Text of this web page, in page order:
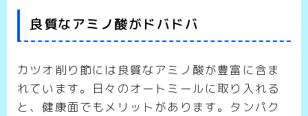
良質なアミノ酸がドバドバ
カツオ削り節には良質なアミノ酸が豊富に含ま
れています。日々のオートミールに取り入れる
と、健康面でもメリットがあります。タンパク